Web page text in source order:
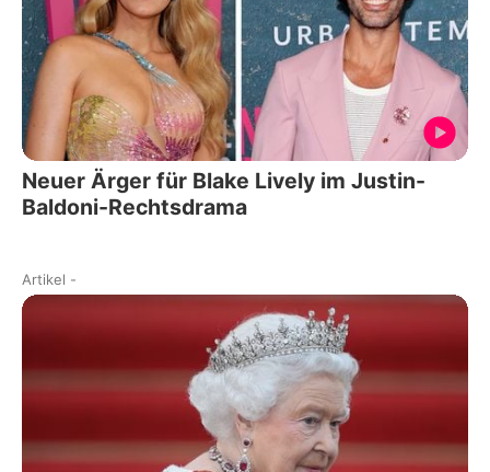
Neuer Ärger für Blake Lively im Justin-
Baldoni-Rechtsdrama
Artikel -